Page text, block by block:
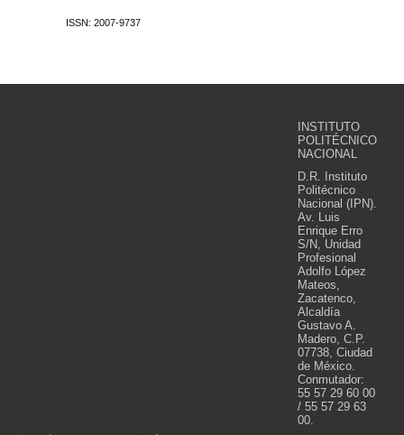
ISSN: 2007-9737
INSTITUTO
POLITÉCNICO
NACIONAL
D.R. Instituto
Politécnico
Nacional (IPN).
Av. Luis
Enrique Erro
S/N, Unidad
Profesional
Adolfo López
Mateos,
Zacatenco,
Alcaldía
Gustavo A.
Madero, C.P.
07738, Ciudad
de México.
Conmutador:
55 57 29 60 00
/ 55 57 29 63
00.